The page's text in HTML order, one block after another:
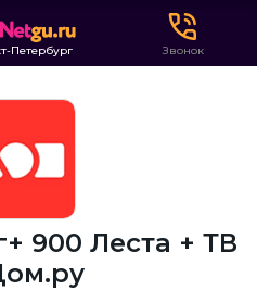
Петербург Звонок
900 Леста + ТВ